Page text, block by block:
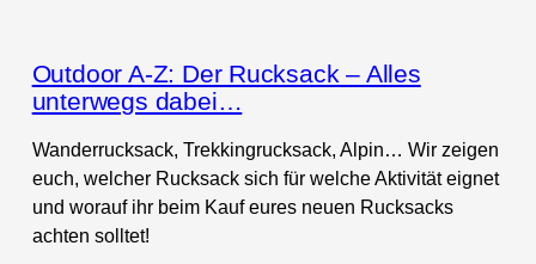
Outdoor A-Z: Der Rucksack – Alles
unterwegs dabei…
Wanderrucksack, Trekkingrucksack, Alpin… Wir zeigen
euch, welcher Rucksack sich für welche Aktivität eignet
und worauf ihr beim Kauf eures neuen Rucksacks
achten solltet!